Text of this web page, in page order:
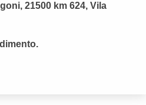
21500 km 624, Vila